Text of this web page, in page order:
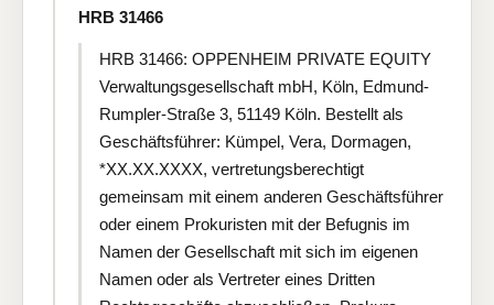
HRB 31466
HRB 31466: OPPENHEIM PRIVATE EQUITY
Verwaltungsgesellschaft mbH, Köln, Edmund-
Rumpler-Straße 3, 51149 Köln. Bestellt als
Geschäftsführer: Kümpel, Vera, Dormagen,
*XX.XX.XXXX, vertretungsberechtigt
gemeinsam mit einem anderen Geschäftsführer
oder einem Prokuristen mit der Befugnis im
Namen der Gesellschaft mit sich im eigenen
Namen oder als Vertreter eines Dritten